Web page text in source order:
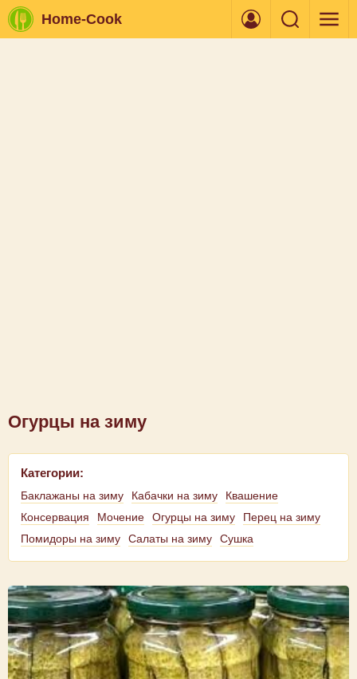
Home-Cook
Огурцы на зиму
Категории:
Баклажаны на зиму Кабачки на зиму
Квашение
Консервация
Мочение Огурцы на зиму
Перец на зиму
Помидоры на зиму
Салаты на зиму Сушка